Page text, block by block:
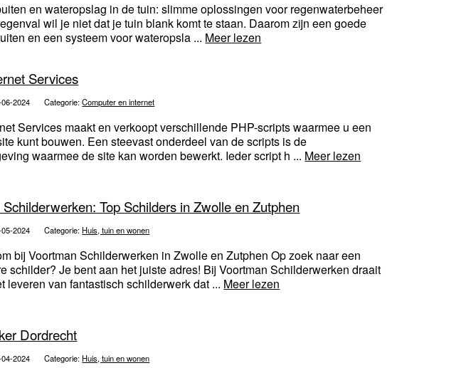
en wateropslag in de tuin: slimme oplossingen voor regenwaterbeheer
wil je niet dat je tuin blank komt te staan. Daarom zijn een goede
en een systeem voor wateropsla ... Meer lezen
Services
2024 Categorie:Computer en internet
Services maakt en verkoopt verschillende PHP-scripts waarmee u een
kunt bouwen. Een steevast onderdeel van de scripts is de
waarmee de site kan worden bewerkt. Ieder script h ... Meer lezen
Top Schilders in Zwolle en Zutphen
2024 Categorie: Huis, tuin en wonen
bij Voortman Schilderwerken in Zwolle en Zutphen Op zoek naar een
schilder? Je bent aan het juiste adres! Bij Voortman Schilderwerken draait
leveren van fantastisch schilderwerk dat ... Meer lezen
Dordrecht
2024 Categorie: Huis, tuin en wonen